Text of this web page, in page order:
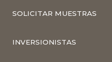
SOLICITAR MUESTRAS
INVERSIONISTAS